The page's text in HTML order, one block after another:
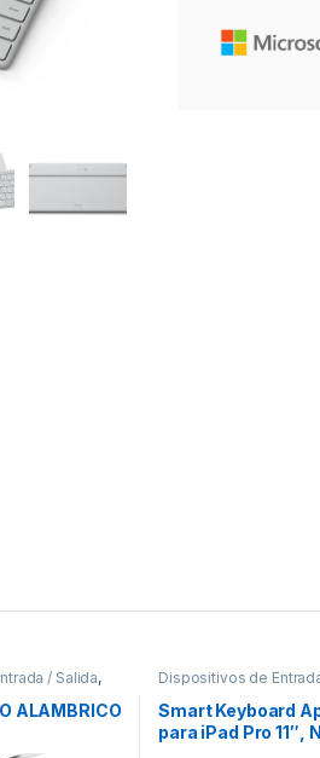
/ Salida,
ALAMBRICO
Dispositivos de
Teclados y Keypads
Smart Keyboard
para iPad Pro 11″,